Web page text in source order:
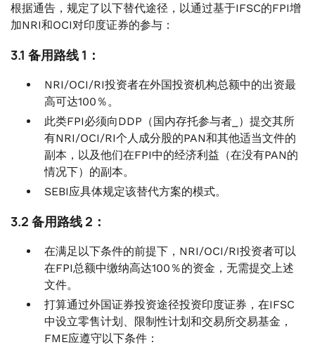
根据通告，规定了以下替代途径，以通过基于IFSC的FPI增
加NRI和OCI对印度证券的参与：
3.1 备用路线 1：
NRI/OCI/RI投资者在外国投资机构总额中的出资最
高可达100％。
此类FPI必须向DDP（国内存托参与者_）提交其所
有NRI/OCI/RI个人成分股的PAN和其他适当文件的
副本，以及他们在FPI中的经济利益（在没有PAN的
情况下）的副本。
SEBI应具体规定该替代方案的模式。
3.2 备用路线 2：
在满足以下条件的前提下，NRI/OCI/RI投资者可以
在FPI总额中缴纳高达100％的资金，无需提交上述
文件。
打算通过外国证券投资途径投资印度证券，在IFSC
中设立零售计划、限制性计划和交易所交易基金，
FME应遵守以下条件：